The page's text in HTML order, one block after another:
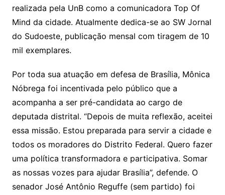
realizada pela UnB como a comunicadora Top Of
Mind da cidade. Atualmente dedica-se ao SW Jornal
do Sudoeste, publicação mensal com tiragem de 10
mil exemplares.
Por toda sua atuação em defesa de Brasília, Mônica
Nóbrega foi incentivada pelo público que a
acompanha a ser pré-candidata ao cargo de
deputada distrital. “Depois de muita reflexão, aceitei
essa missão. Estou preparada para servir a cidade e
todos os moradores do Distrito Federal. Quero fazer
uma política transformadora e participativa. Somar
as nossas vozes para ajudar Brasília”, defende. O
senador José Antônio Reguffe (sem partido) foi